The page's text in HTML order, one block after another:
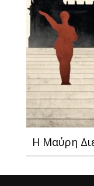
Η Μαύρη